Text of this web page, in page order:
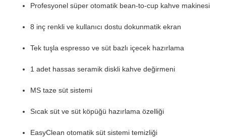
Profesyonel süper otomatik bean-to-cup kahve makinesi
8 inç renkli ve kullanıcı dostu dokunmatik ekran
Tek tuşla espresso ve süt bazlı içecek hazırlama
1 adet hassas seramik diskli kahve değirmeni
MS taze süt sistemi
Sıcak süt ve süt köpüğü hazırlama özelliği
EasyClean otomatik süt sistemi temizliği